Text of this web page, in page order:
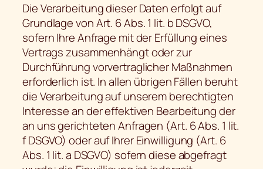
Die Verarbeitung dieser Daten erfolgt auf
Grundlage von Art. 6 Abs. 1 lit. b DSGVO,
sofern Ihre Anfrage mit der Erfüllung eines
Vertrags zusammenhängt oder zur
Durchführung vorvertraglicher Maßnahmen
erforderlich ist. In allen übrigen Fällen beruht
die Verarbeitung auf unserem berechtigten
Interesse an der effektiven Bearbeitung der
an uns gerichteten Anfragen (Art. 6 Abs. 1 lit.
f DSGVO) oder auf Ihrer Einwilligung (Art. 6
Abs. 1 lit. a DSGVO) sofern diese abgefragt